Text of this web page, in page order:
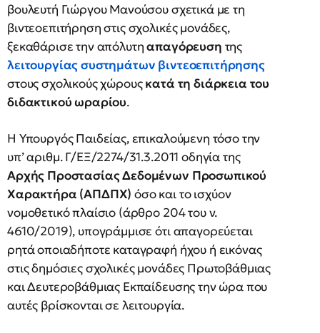
βουλευτή Γιώργου Μανούσου σχετικά με τη
βιντεοεπιτήρηση στις σχολικές μονάδες,
ξεκαθάρισε την απόλυτηαπαγόρευση της
λειτουργίας συστημάτων βιντεοεπιτήρησης
στους σχολικούς χώρουςκατά τη διάρκεια του
διδακτικού ωραρίου.
Η Υπουργός Παιδείας, επικαλούμενη τόσο την
υπ’ αριθμ. Γ/ΕΞ/2274/31.3.2011 οδηγία της
Αρχής Προστασίας Δεδομένων Προσωπικού
Χαρακτήρα (ΑΠΔΠΧ) όσο και το ισχύον
νομοθετικό πλαίσιο (άρθρο 204 του ν.
4610/2019), υπογράμμισε ότι απαγορεύεται
ρητά οποιαδήποτε καταγραφή ήχου ή εικόνας
στις δημόσιες σχολικές μονάδες Πρωτοβάθμιας
και Δευτεροβάθμιας Εκπαίδευσης την ώρα που
αυτές βρίσκονται σε λειτουργία.